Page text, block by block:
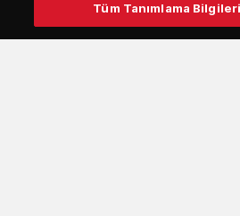
Tüm Tanımlama